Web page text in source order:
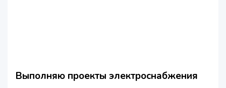
Выполняю проекты электроснабжения